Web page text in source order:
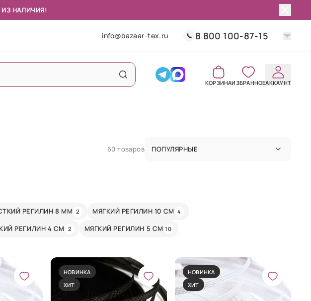
НАЛИЧИЯ!
info@bazaar-tex.ru 8 800 100-87-15
КОРЗИНАИЗБРАННОЕАККАУНТ
60 товаров ПОПУЛЯРНЫЕ
РЕГИЛИН 8 ММ 2 МЯГКИЙ РЕГИЛИН 10 СМ 4
РЕГИЛИН 4 СМ 2 МЯГКИЙ РЕГИЛИН 5 СМ 10
НОВИНКА
ХИТ
НОВИНКА
ХИТ